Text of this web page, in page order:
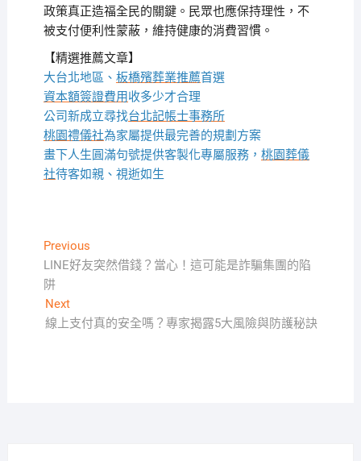
政策真正造福全民的關鍵。民眾也應保持理性，不
被支付便利性蒙蔽，維持健康的消費習慣。
【精選推薦文章】
大台北地區、 板橋殯葬業推薦首選
資本額簽證費用收多少才合理
公司新成立尋找台北記帳士事務所
桃園禮儀社為家屬提供最完善的規劃方案
畫下人生圓滿句號提供客製化專屬服務， 桃園葬儀
社待客如親、視逝如生
文
章
導
覽
PreviousPrevious
post:
LINE好友突然借錢？當心！這可能是詐騙集團的陷
阱
NextNext
post:
線上支付真的安全嗎？專家揭露5大風險與防護秘訣